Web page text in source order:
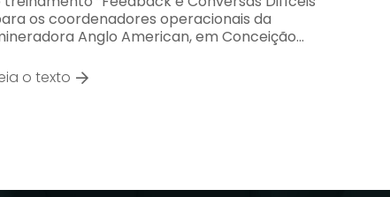
os coordenadores operacionais da
Anglo American, em Conceição…
o texto